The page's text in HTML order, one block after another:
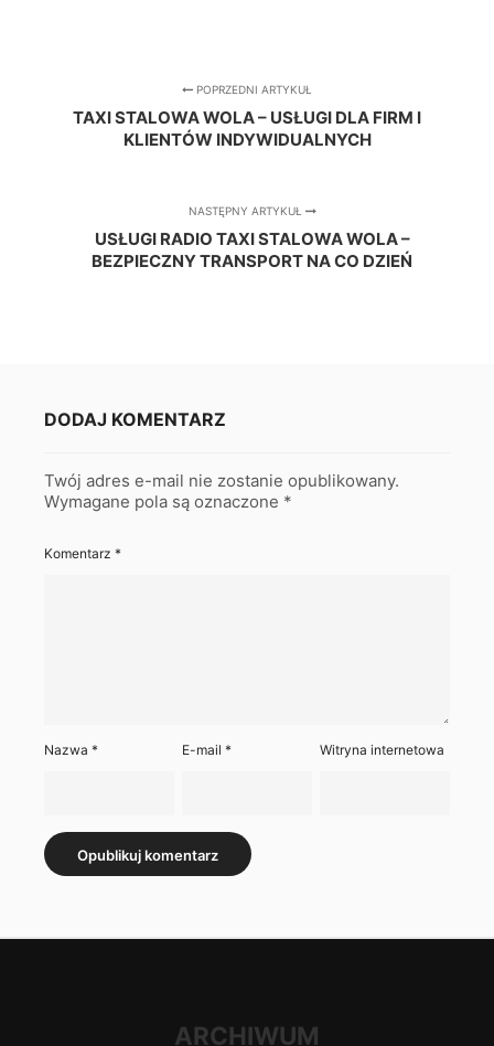
POPRZEDNI ARTYKUŁ
TAXI STALOWA WOLA – USŁUGI DLA FIRM I
KLIENTÓW INDYWIDUALNYCH
NASTĘPNY ARTYKUŁ
USŁUGI RADIO TAXI STALOWA WOLA –
BEZPIECZNY TRANSPORT NA CO DZIEŃ
DODAJ KOMENTARZ
Twój adres e-mail nie zostanie opublikowany.
Wymagane pola są oznaczone *
Komentarz *
Nazwa * E-mail* Witryna internetowa
ARCHIWUM